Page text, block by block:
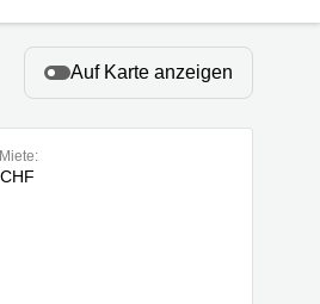
Auf Karte anzeigen